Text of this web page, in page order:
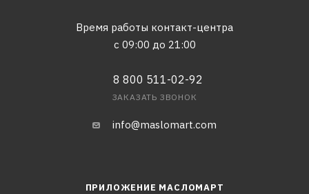
Время работы контакт-центра
с 09:00 до 21:00
8 800 511-02-92
ЗАКАЗАТЬ ЗВОНОК
info@maslomart.com
ПРИЛОЖЕНИЕ МАСЛОМАРТ